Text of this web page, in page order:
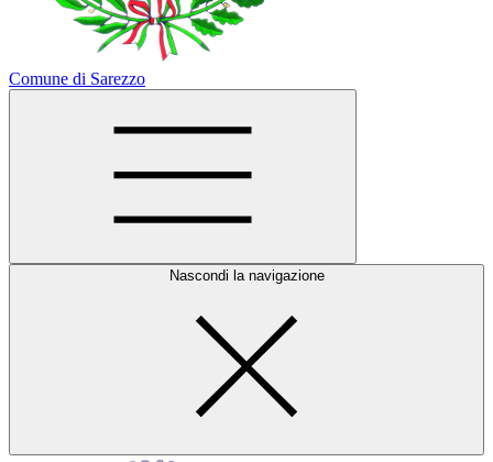
Comune di Sarezzo
Nascondi la navigazione